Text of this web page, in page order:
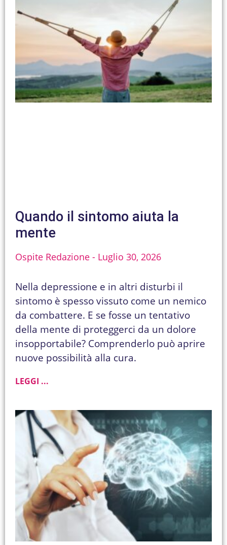
Quando il sintomo aiuta la
mente
Ospite Redazione Luglio 30, 2026
Nella depressione e in altri disturbi il
sintomo è spesso vissuto come un nemico
da combattere. E se fosse un tentativo
della mente di proteggerci da un dolore
insopportabile? Comprenderlo può aprire
nuove possibilità alla cura.
LEGGI ...